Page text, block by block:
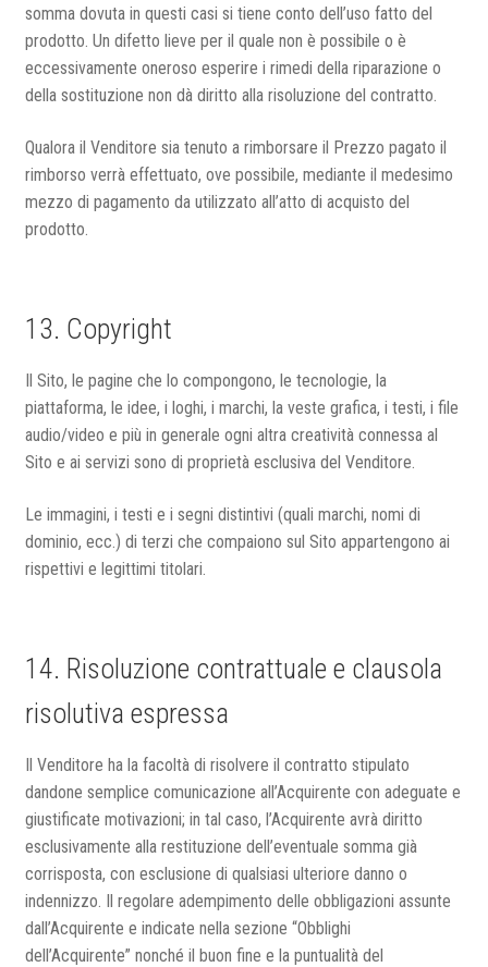
somma dovuta in questi casi si tiene conto dell’uso fatto del
prodotto. Un difetto lieve per il quale non è possibile o è
eccessivamente oneroso esperire i rimedi della riparazione o
della sostituzione non dà diritto alla risoluzione del contratto.
Qualora il Venditore sia tenuto a rimborsare il Prezzo pagato il
rimborso verrà effettuato, ove possibile, mediante il medesimo
mezzo di pagamento da utilizzato all’atto di acquisto del
prodotto.
13. Copyright
Il Sito, le pagine che lo compongono, le tecnologie, la
piattaforma, le idee, i loghi, i marchi, la veste grafica, i testi, i file
audio/video e più in generale ogni altra creatività connessa al
Sito e ai servizi sono di proprietà esclusiva del Venditore.
Le immagini, i testi e i segni distintivi (quali marchi, nomi di
dominio, ecc.) di terzi che compaiono sul Sito appartengono ai
rispettivi e legittimi titolari.
14. Risoluzione contrattuale e clausola
risolutiva espressa
Il Venditore ha la facoltà di risolvere il contratto stipulato
dandone semplice comunicazione all’Acquirente con adeguate e
giustificate motivazioni; in tal caso, l’Acquirente avrà diritto
esclusivamente alla restituzione dell’eventuale somma già
corrisposta, con esclusione di qualsiasi ulteriore danno o
indennizzo. Il regolare adempimento delle obbligazioni assunte
dall’Acquirente e indicate nella sezione “Obblighi
dell’Acquirente” nonché il buon fine e la puntualità del